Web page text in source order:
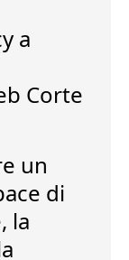
a
Corte
un
di
la